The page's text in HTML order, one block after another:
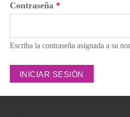
Contraseña *
Escriba la contraseña asignada a su